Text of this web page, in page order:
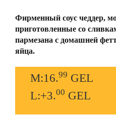
Фирменный соус чеддер,
приготовленные со
пармезана с домашней
яйца.
M:16.99 GEL
L:+3.00 GEL